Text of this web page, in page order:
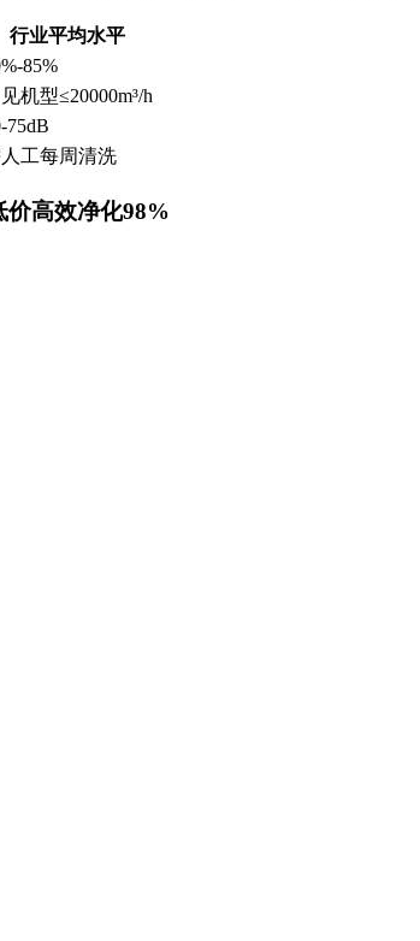
行业平均水平
85%
机型≤20000m³/h
75dB
工每周清洗
价高效净化98%